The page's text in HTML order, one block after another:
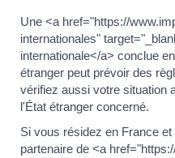
Une <a href="https://
internationales"
internationale</a> conclue
étranger peut prévoir des
vérifiez aussi votre situation
l'État étranger concerné.
Si vous résidez en France
partenaire de <a